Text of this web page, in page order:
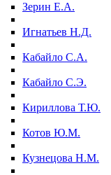
Зерин Е.А.
Игнатьев Н.Д.
Кабайло С.А.
Кабайло С.Э.
Кириллова Т.Ю.
Котов Ю.М.
Кузнецова Н.М.